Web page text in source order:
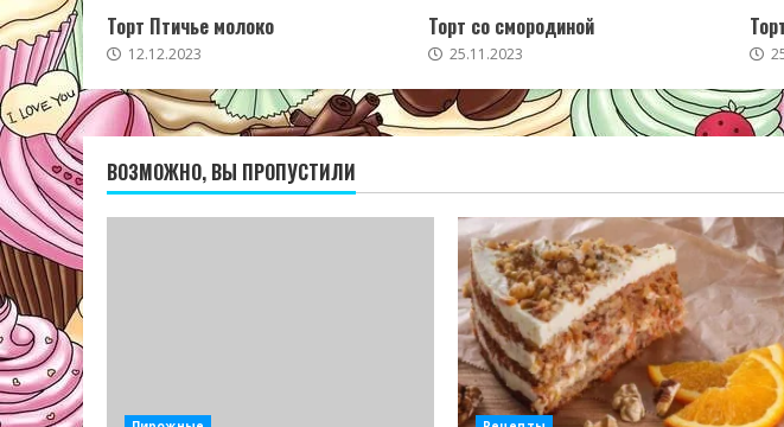
Торт Птичье молоко
12.12.2023
Торт со смородиной
25.11.2023
ВОЗМОЖНО, ВЫ ПРОПУСТИЛИ